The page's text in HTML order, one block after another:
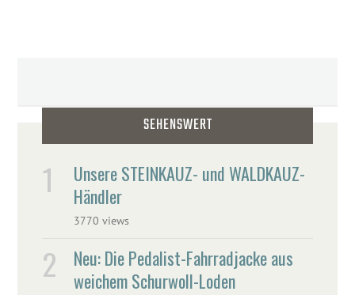
SEHENSWERT
Unsere STEINKAUZ- und WALDKAUZ-
Händler
3770 views
Neu: Die Pedalist-Fahrradjacke aus
weichem Schurwoll-Loden